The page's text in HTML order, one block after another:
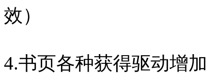
效）
4.书页各种获得驱动增加